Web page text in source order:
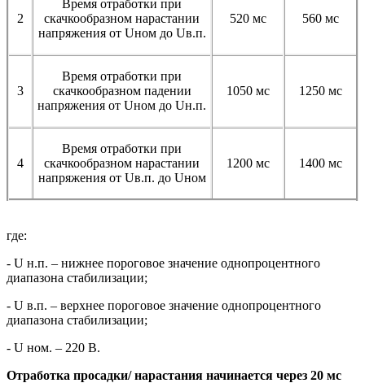
2
Время отработки при
скачкообразном нарастании
напряжения от Uном до Uв.п.
520 мс 560 мс
3
Время отработки при
скачкообразном падении
напряжения от Uном до Uн.п.
1050 мс 1250 мс
4
Время отработки при
скачкообразном нарастании
напряжения от Uв.п. до Uном
1200 мс 1400 мс
где:
- U н.п. – нижнее пороговое значение однопроцентного
диапазона стабилизации;
- U в.п. – верхнее пороговое значение однопроцентного
диапазона стабилизации;
- U ном. – 220 В.
Отработка просадки/ нарастания начинается через 20 мс